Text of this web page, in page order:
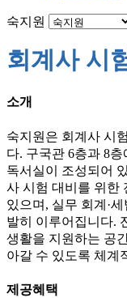
숙지원
회계사 시
소개
숙지원은 회계사 시
다. 구국관 6층과 8
독서실이 조성되어
사 시험 대비를 위한
있으며, 실무 회계·
발히 이루어집니다.
생활을 지원하는 공
아갈 수 있도록 체계
제공혜택